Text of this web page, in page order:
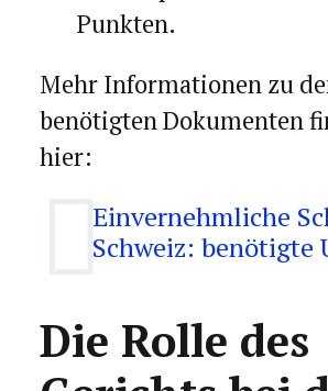
Punkten.
Mehr Informationen zu
benötigten Dokumenten
hier:
Einvernehmliche
Schweiz: benötigte
Die Rolle des